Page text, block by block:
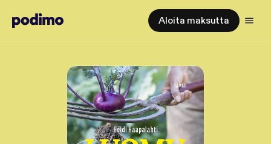
Aloita maksutta